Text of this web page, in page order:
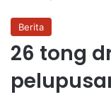
Berita
26 tong